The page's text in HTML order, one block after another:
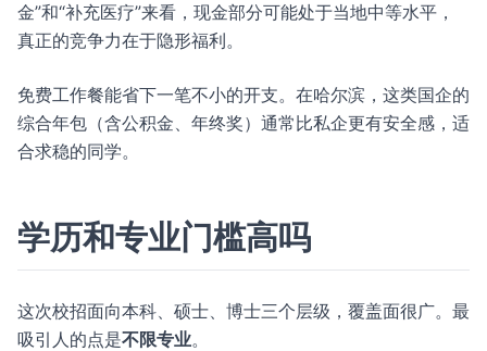
金”和“补充医疗”来看，现金部分可能处于当地中等水平，
真正的竞争力在于隐形福利。
免费工作餐能省下一笔不小的开支。在哈尔滨，这类国企的
综合年包（含公积金、年终奖）通常比私企更有安全感，适
合求稳的同学。
学历和专业门槛高吗
这次校招面向本科、硕士、博士三个层级，覆盖面很广。最
吸引人的点是不限专业。